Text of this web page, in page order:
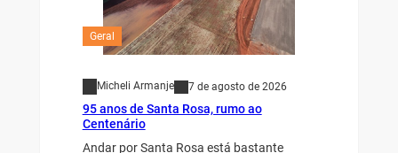
Geral
Micheli Armanje 7 de agosto de 2026
95 anos de Santa Rosa, rumo ao
Centenário
Andar por Santa Rosa está bastante